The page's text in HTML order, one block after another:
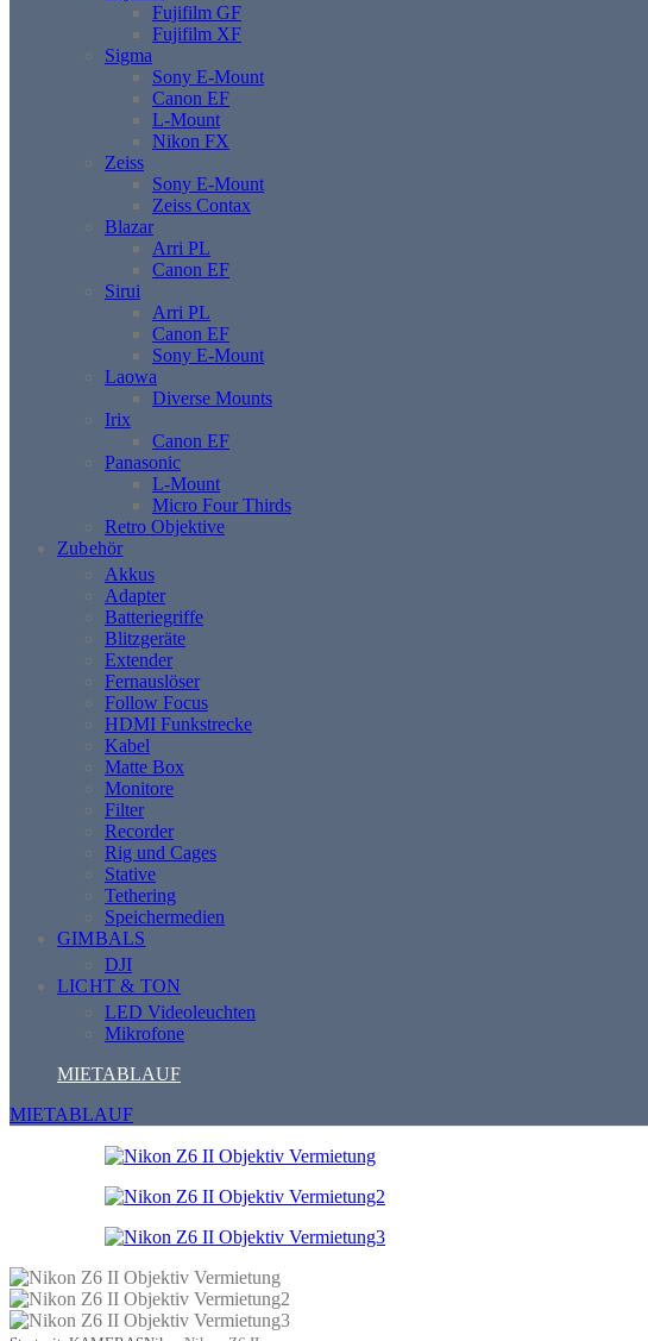
Fujifilm GF
Fujifilm XF
Sigma
Sony E-Mount
Canon EF
L-Mount
Nikon FX
Zeiss
Sony E-Mount
Zeiss Contax
Blazar
Arri PL
Canon EF
Sirui
Arri PL
Canon EF
Sony E-Mount
Laowa
Diverse Mounts
Irix
Canon EF
Panasonic
L-Mount
Micro Four Thirds
Retro Objektive
Zubehör
Akkus
Adapter
Batteriegriffe
Blitzgeräte
Extender
Fernauslöser
Follow Focus
HDMI Funkstrecke
Kabel
Matte Box
Monitore
Filter
Recorder
Rig und Cages
Stative
Tethering
Speichermedien
GIMBALS
DJI
LICHT & TON
LED Videoleuchten
Mikrofone
MIETABLAUF
MIETABLAUF